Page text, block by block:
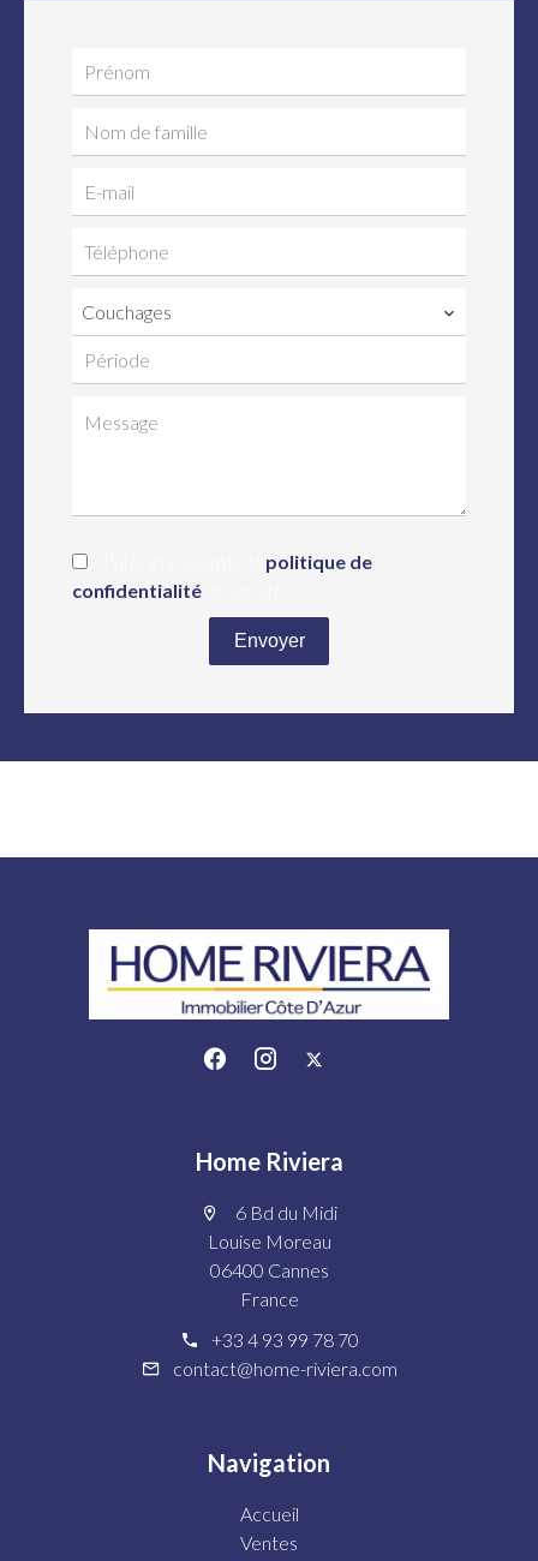
Couchages
politique de
confidentialité
Envoyer
Home Riviera
6 Bd du Midi
Louise Moreau
06400 Cannes
France
+33 4 93 99 78 70
contact@home-riviera.com
Navigation
Accueil
Ventes